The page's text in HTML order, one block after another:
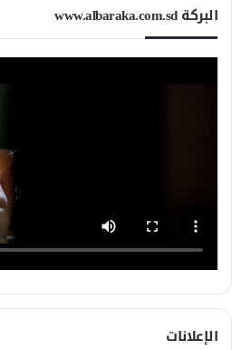
البركة www.albaraka.com.sd
الإعلانات